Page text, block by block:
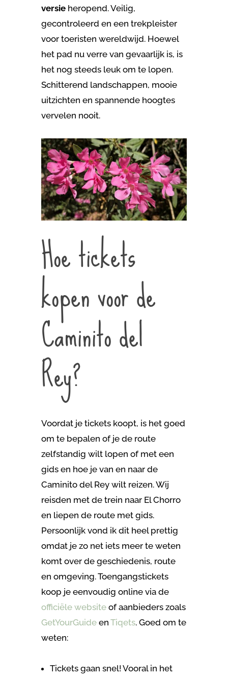
versieheropend. Veilig,
gecontroleerd en een trekpleister
voor toeristen wereldwijd. Hoewel
het pad nu verre van gevaarlijk is, is
het nog steeds leuk om te lopen.
Schitterend landschappen, mooie
uitzichten en spannende hoogtes
vervelen nooit.
Hoe tickets
kopen voor de
Caminito del
Rey?
Voordat je tickets koopt, is het goed
om te bepalen of je de route
zelfstandig wilt lopen of met een
gids en hoe je van en naar de
Caminito del Rey wilt reizen. Wij
reisden met de trein naar El Chorro
en liepen de route met gids.
Persoonlijk vond ik dit heel prettig
omdat je zo net iets meer te weten
komt over de geschiedenis, route
en omgeving. Toengangstickets
koop je eenvoudig online via de
officiële websiteof aanbieders zoals
GetYourGuideen Tiqets. Goed om te
weten:
Tickets gaan snel! Vooral in het